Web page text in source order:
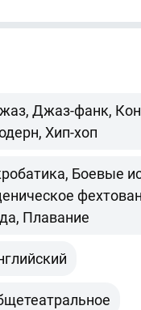
Джаз-фанк,
Хип-хоп
Боевые
Плавание